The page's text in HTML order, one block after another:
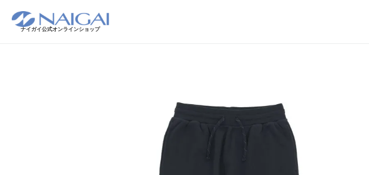
ナイガイ公式オンラインショップ